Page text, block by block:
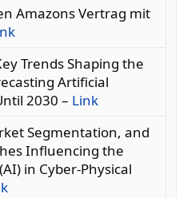
Amazons Vertrag mit
Trends Shaping the
Artificial
2030 – Link
Segmentation, and
Influencing the
in Cyber-Physical